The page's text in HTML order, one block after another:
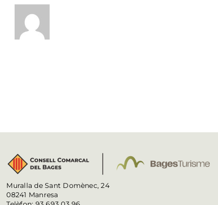
Muralla de Sant Domènec, 24
08241 Manresa